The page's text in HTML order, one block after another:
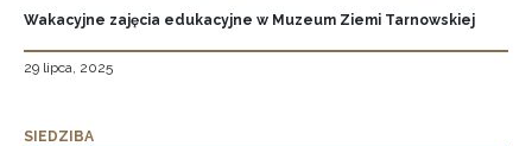
Wakacyjne zajęcia edukacyjne w Muzeum Ziemi Tarnowskiej
29 lipca, 2025
SIEDZIBA